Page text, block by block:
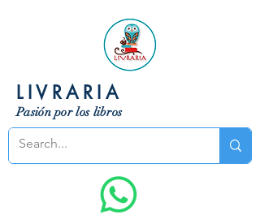
LIVRARIA
Pasión por los libros